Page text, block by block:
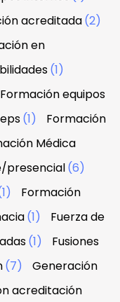
acreditada(2)
en
(1)
Formación equipos
(1)
Formación
Médica
presencial(6)
Formación
(1)
Fuerza de
(1)
Fusiones
(7)
Generación
acreditación